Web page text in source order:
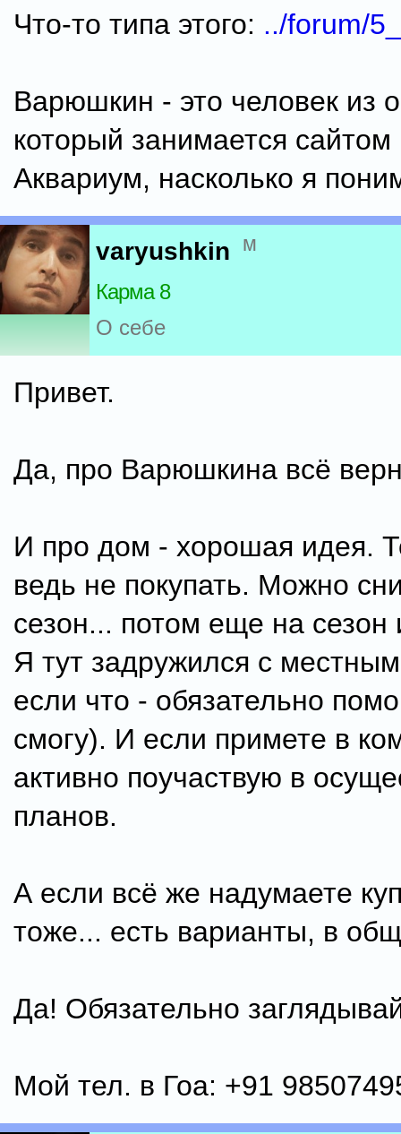
Что-то типа этого: ../forum/
Варюшкин - это человек из
который занимается сайтом
Аквариум, насколько я
varyushkin м
Карма 8
О себе
Привет.
Да, про Варюшкина всё
И про дом - хорошая идея.
ведь не покупать. Можно
сезон... потом еще на сезон
Я тут задружился с
если что - обязательно
смогу). И если примете в
активно поучаствую в
планов.
А если всё же надумаете
тоже... есть варианты, в
Да! Обязательно
Мой тел. в Гоа: +91